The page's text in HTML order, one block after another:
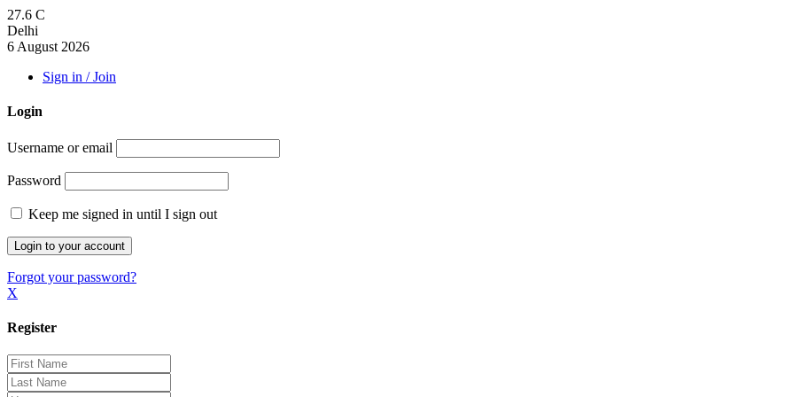
27.6 C
Delhi
6 August 2026
Sign in / Join
Login
Username or email
Password
Keep me signed in until I sign out
Forgot your password?
X
Register